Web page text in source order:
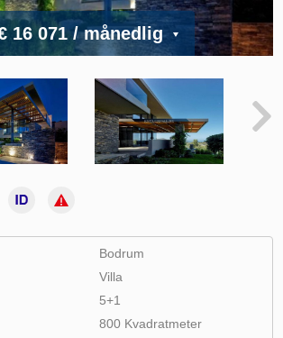
16 071/ månedlig
Bodrum
Villa
5+1
800 Kvadratmeter